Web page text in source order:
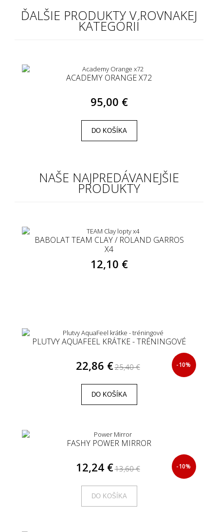
ĎALŠIE PRODUKTY V ROVNAKEJ
KATEGÓRIÍ
ACADEMY ORANGE X72
95,00 €
DO KOŠÍKA
NAŠE NAJPREDÁVANEJŠIE
PRODUKTY
BABOLAT TEAM CLAY / ROLAND GARROS
X4
12,10 €
PLUTVY AQUAFEEL KRÁTKE - TRÉNINGOVÉ
22,86 €25,40 € -10%
DO KOŠÍKA
FASHY POWER MIRROR
12,24 €13,60 € -10%
DO KOŠÍKA